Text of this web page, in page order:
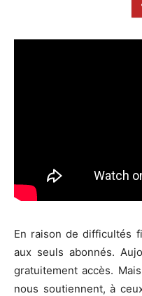
En raison de difficultés
aux seuls abonnés.
gratuitement accès.
nous soutiennent, à